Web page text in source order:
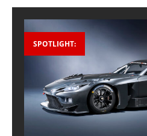
SPOTLIGHT: